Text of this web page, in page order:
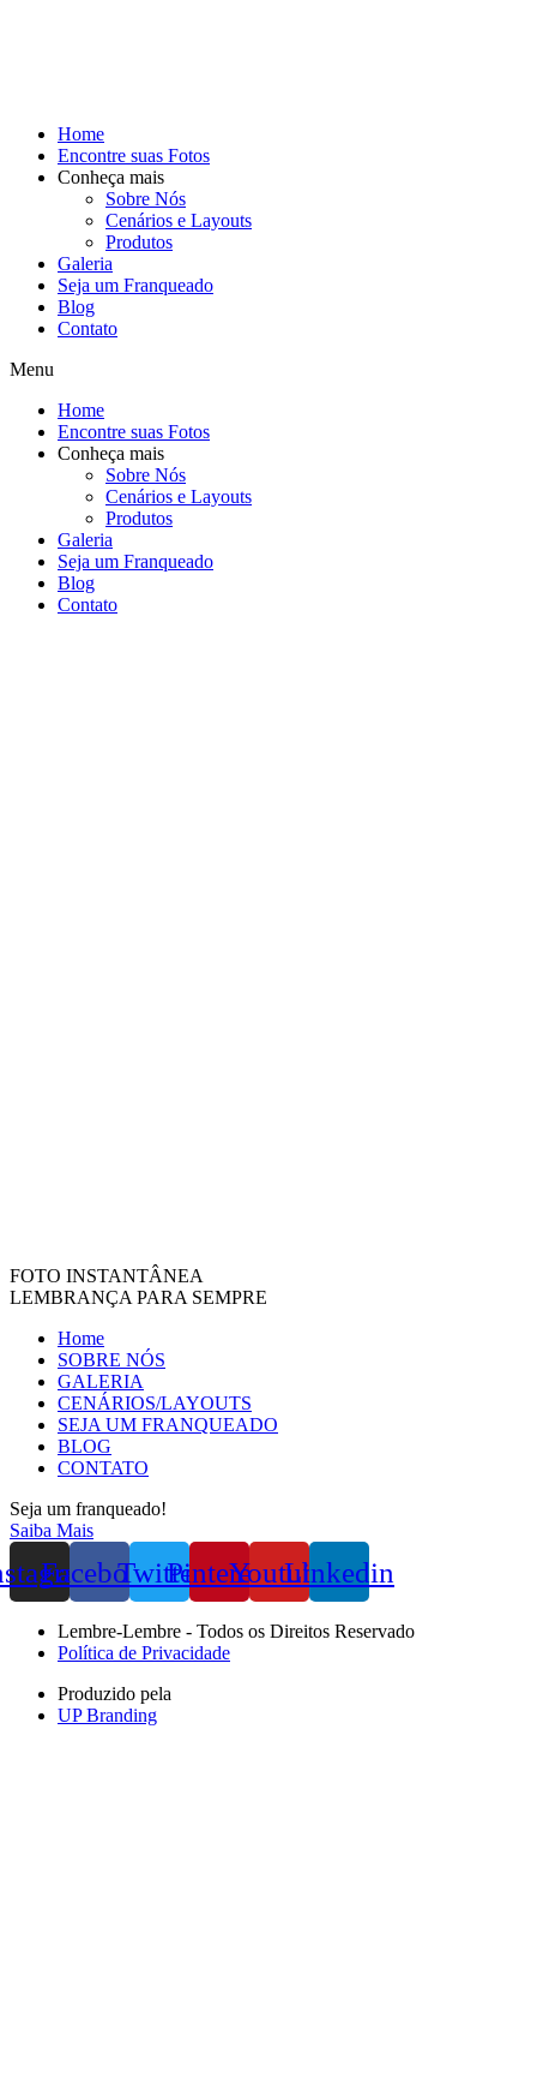
Home
Encontre suas Fotos
Conheça mais
Sobre Nós
Cenários e Layouts
Produtos
Galeria
Seja um Franqueado
Blog
Contato
Menu
Home
Encontre suas Fotos
Conheça mais
Sobre Nós
Cenários e Layouts
Produtos
Galeria
Seja um Franqueado
Blog
Contato
FOTO INSTANTÂNEA
LEMBRANÇA PARA SEMPRE
Home
SOBRE NÓS
GALERIA
CENÁRIOS/LAYOUTS
SEJA UM FRANQUEADO
BLOG
CONTATO
Seja um franqueado!
Saiba Mais
FacebookTwitterPinterestYoutubeLinkedin
Lembre-Lembre - Todos os Direitos Reservado
Política de Privacidade
Produzido pela
UP Branding